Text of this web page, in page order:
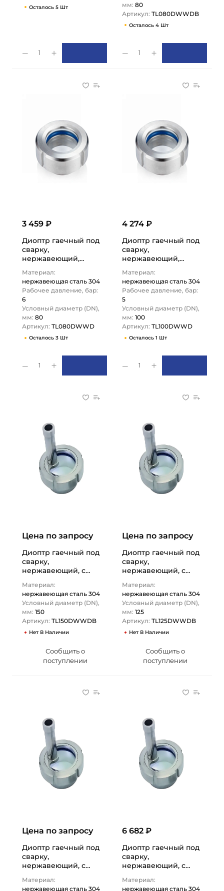
Осталось 5 Шт
1
мм: 80
Артикул: TL080DWWDB
Осталось 4 Шт
1
3 459 ₽
Диоптр гаечный под
сварку,
нержавеющий,
TITAN LOCK
Материал:
нержавеющая сталь 304
Рабочее давление, бар:
6
Условный диаметр (DN),
мм: 80
Артикул: TL080DWWD
Осталось 3 Шт
1
4 274 ₽
Диоптр гаечный под
сварку,
нержавеющий,
TITAN LOCK
Материал:
нержавеющая сталь 304
Рабочее давление, бар:
5
Условный диаметр (DN),
мм: 100
Артикул: TL100DWWD
Осталось 1 Шт
1
Цена по запросу
Диоптр гаечный под
сварку,
нержавеющий, с
TL150DWWDB TITAN…
Материал:
нержавеющая сталь 304
Условный диаметр (DN),
мм: 150
Артикул: TL150DWWDB
Нет В Наличии
Сообщить о
поступлении
Цена по запросу
Диоптр гаечный под
сварку,
нержавеющий, с
TL125DWWDB TITAN…
Материал:
нержавеющая сталь 304
Условный диаметр (DN),
мм: 125
Артикул: TL125DWWDB
Нет В Наличии
Сообщить о
поступлении
Цена по запросу
Диоптр гаечный под
сварку,
нержавеющий, с
TL100DWWDB TITAN…
Материал:
нержавеющая сталь 304
6 682 ₽
Диоптр гаечный под
сварку,
нержавеющий, с
TL050DWWDB
Материал:
нержавеющая сталь 304